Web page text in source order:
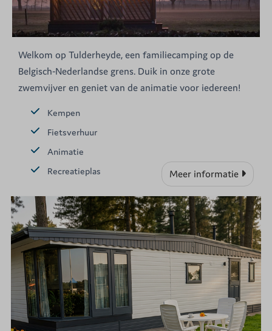
Welkom op Tulderheyde, een familiecamping op de
Belgisch-Nederlandse grens. Duik in onze grote
zwemvijver en geniet van de animatie voor iedereen!
Kempen
Fietsverhuur
Animatie
Recreatieplas
Meer informatie